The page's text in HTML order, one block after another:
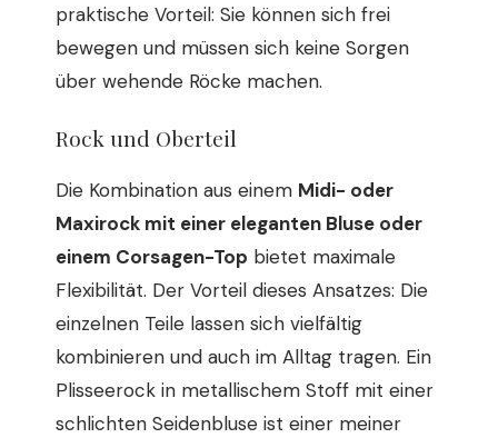
praktische Vorteil: Sie können sich frei
bewegen und müssen sich keine Sorgen
über wehende Röcke machen.
Rock und Oberteil
Die Kombination aus einem Midi- oder
Maxirock mit einer eleganten Bluse oder
einem Corsagen-Top bietet maximale
Flexibilität. Der Vorteil dieses Ansatzes: Die
einzelnen Teile lassen sich vielfältig
kombinieren und auch im Alltag tragen. Ein
Plisseerock in metallischem Stoff mit einer
schlichten Seidenbluse ist einer meiner